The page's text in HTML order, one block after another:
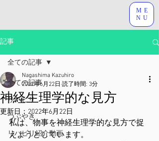
ME
NU
記事
全ての記事
リハビリ
つぶやき
リハビリ紹介動画
全ての記事
神経生理学的な見方
Nagashima Kazuhiro
2022年6月22日 読了時間: 3分
更新日： 2022年6月22日
私は、物事を神経生理学的な見方で捉
えようとしています。